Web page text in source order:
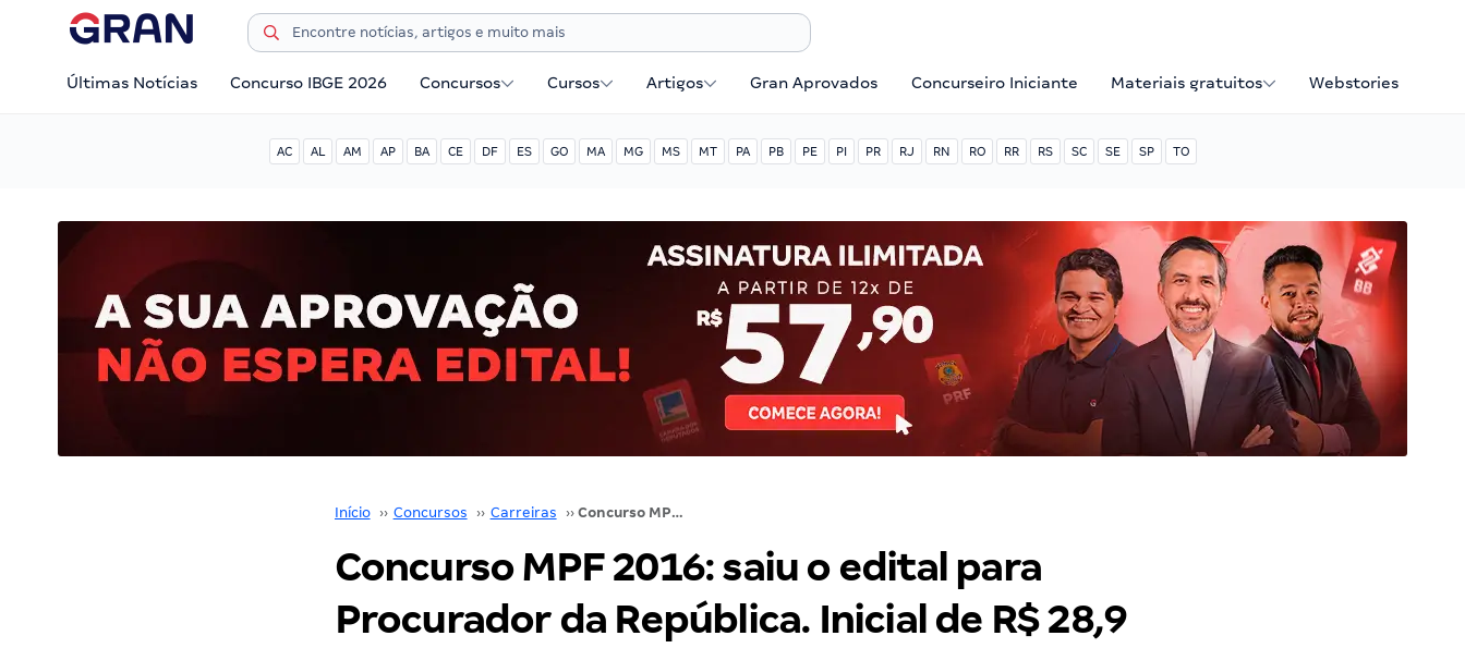
Últimas Notícias Concurso IBGE 2026 Concursos Cursos Artigos Gran Aprovados Concurseiro Iniciante Materiais gratuitos Webstories
AC AL AM AP BA CE DF ES GO MA MG MS MT PA PB PE PI PR RJ RN RO RR RS SC SE SP TO
Início ›› Concursos ›› Carreiras ›› Concurso MPF 2016: saiu o edital para Procurador da República. Inicial de R$ 28,9 mil!
Concurso MPF 2016: saiu o edital para
Procurador da República. Inicial de R$ 28,9